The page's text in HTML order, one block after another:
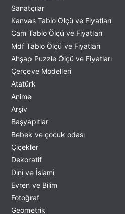
Sanatçılar
Kanvas Tablo Ölçü ve Fiyatları
Cam Tablo Ölçü ve Fiyatları
Mdf Tablo Ölçü ve Fiyatları
Ahşap Puzzle Ölçü ve Fiyatları
Çerçeve Modelleri
Atatürk
Anime
Arşiv
Başyapıtlar
Bebek ve çocuk odası
Çiçekler
Dekoratif
Dini ve İslami
Evren ve Bilim
Fotoğraf
Geometrik